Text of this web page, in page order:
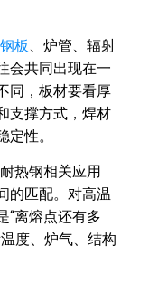
板
、炉管、辐射
会共同出现在一
同，板材要看厚
支撑方式，焊材
性。
热钢相关应用
的匹配。对高温
“离熔点还有多
度、炉气、结构